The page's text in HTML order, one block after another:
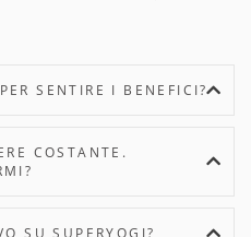
SENTIRE I BENEFICI?
COSTANTE.